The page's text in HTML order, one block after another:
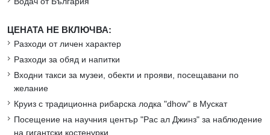
ЦЕНАТА НЕ ВКЛЮЧВА:
Разходи от личен характер
Разходи за обяд и напитки
Входни такси за музеи, обекти и прояви, посещавани по
желание
Круиз с традиционна рибарска лодка "dhow" в Мускат
Посещение на научния център "Рас ал Джинз" за наблюдение
на гигантски костенурки